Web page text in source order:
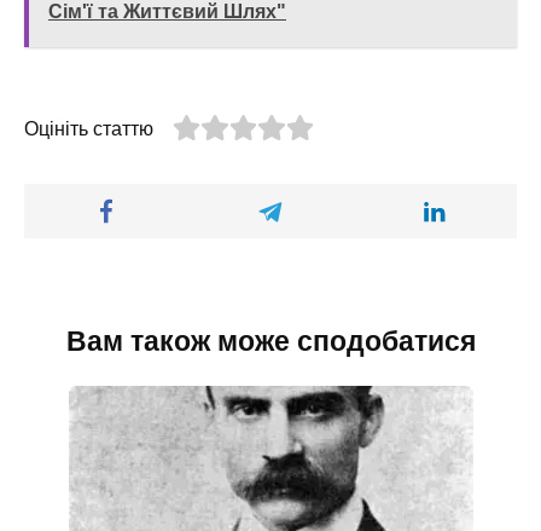
Сім'ї та Життєвий Шлях"
Оцініть статтю
Вам також може сподобатися